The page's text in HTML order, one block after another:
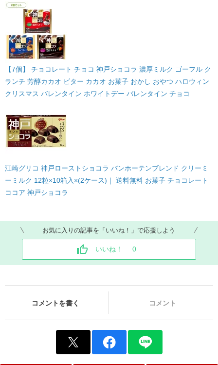
【7個】 チョコレート チョコ 神戸ショコラ 濃厚ミルク ゴーフル ク
ランチ 芳醇カカオ ビター カカオ お菓子 おかし おやつ ハロウィン
クリスマス バレンタイン ホワイトデー バレンタイン チョコ
江崎グリコ 神戸ローストショコラ バンホーテンブレンド クリーミ
ーミルク 12粒×10箱入×(2ケース)｜ 送料無料 お菓子 チョコレート
ココア 神戸ショコラ
お気に入りの記事を「いいね！」で応援しよう
いいね！ 0
コメントを書く コメント